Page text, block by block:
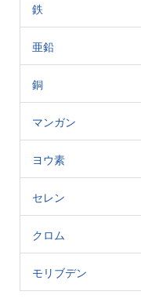
鉄
亜鉛
銅
マンガン
ヨウ素
セレン
クロム
モリブデン